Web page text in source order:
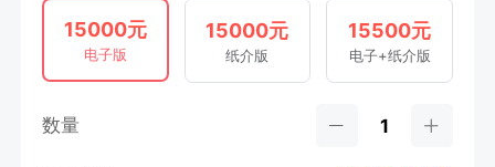
15000元
电子版
15000元
纸介版
15500元
电子+纸介版
数量